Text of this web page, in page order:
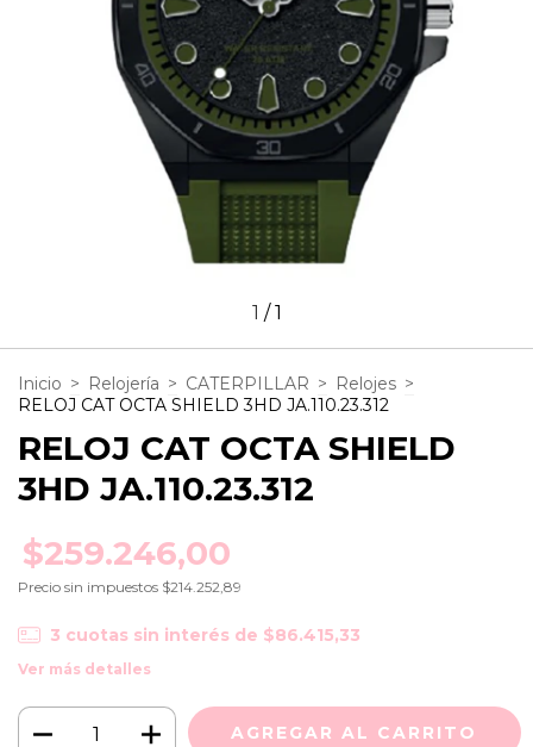
1 /1
Inicio > Relojería > CATERPILLAR > Relojes >
RELOJ CAT OCTA SHIELD 3HD JA.110.23.312
RELOJ CAT OCTA SHIELD
3HD JA.110.23.312
$259.246,00
Precio sin impuestos $214.252,89
3 cuotas sin interés de $86.415,33
Ver más detalles